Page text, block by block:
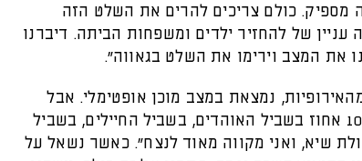
מספיק. כולם צריכים להרים את השלט הזה
עניין של להחזיר ילדים ומשפחות הביתה. דיברנו
את המצב וירימו את השלט בגאווה".
נמצאת במצב מוכן אופטימלי. אבל
עולים על הדשא צריך לתת 100 אחוז בשביל האוהדים, בשביל החיילים, בשביל
שיא, ואני מקווה מאוד לנצח". כאשר נשאל על